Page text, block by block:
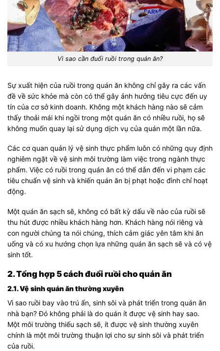
Vì sao cần đuổi ruồi trong quán ăn?
Sự xuất hiện của ruồi trong quán ăn không chỉ gây ra các vấn
đề về sức khỏe mà còn có thể gây ảnh hưởng tiêu cực đến uy
tín của cơ sở kinh doanh. Không một khách hàng nào sẽ cảm
thấy thoải mái khi ngồi trong một quán ăn có nhiều ruồi, họ sẽ
không muốn quay lại sử dụng dịch vụ của quán một lần nữa.
Các cơ quan quản lý vệ sinh thực phẩm luôn có những quy định
nghiêm ngặt về vệ sinh môi trường làm việc trong ngành thực
phẩm. Việc có ruồi trong quán ăn có thể dẫn đến vi phạm các
tiêu chuẩn vệ sinh và khiến quán ăn bị phạt hoặc đình chỉ hoạt
động.
Một quán ăn sạch sẽ, không có bất kỳ dấu về nào của ruồi sẽ
thu hút được nhiều khách hàng hơn. Khách hàng nói riêng và
con người chúng ta nói chúng, thích cảm giác yên tâm khi ăn
uống và có xu hướng chọn lựa những quán ăn sạch sẽ và có vệ
sinh tốt.
2. Tổng hợp 5 cách đuổi ruồi cho quán ăn
2.1. Vệ sinh quán ăn thường xuyên
Vì sao ruồi bay vào trú ẩn, sinh sôi và phát triển trong quán ăn
nhà bạn? Đó không phải là do quán ít được vệ sinh hay sao.
Một môi trường thiếu sạch sẽ, ít được vệ sinh thường xuyên
chính là một môi trường thuận lợi cho sự sinh sôi và phát triển
của ruồi.